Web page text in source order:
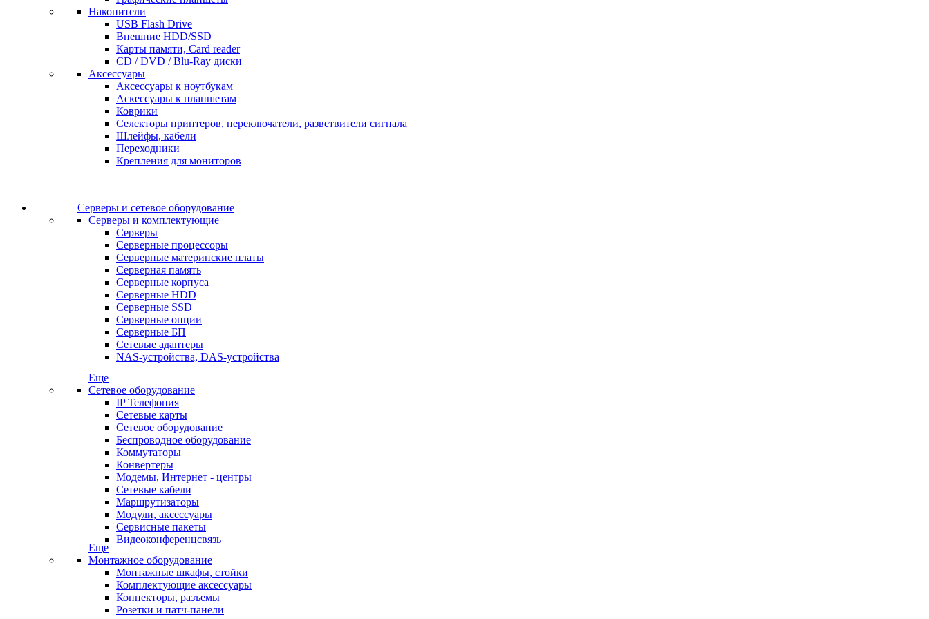
Накопители
USB Flash Drive
Внешние HDD/SSD
Карты памяти, Card reader
CD / DVD / Blu-Ray диски
Аксессуары
Аксессуары к ноутбукам
Аскессуары к планшетам
Коврики
Селекторы принтеров, переключатели, разветвители сигнала
Шлейфы, кабели
Переходники
Крепления для мониторов
Серверы и сетевое оборудование
Серверы и комплектующие
Серверы
Серверные процессоры
Серверные материнские платы
Серверная память
Серверные корпуса
Серверные HDD
Серверные SSD
Серверные опции
Серверные БП
Сетевые адаптеры
NAS-устройства, DAS-устройства
Еще
Сетевое оборудование
IP Телефония
Сетевые карты
Сетевое оборудование
Беспроводное оборудование
Коммутаторы
Конвертеры
Модемы, Интернет - центры
Сетевые кабели
Маршрутизаторы
Модули, аксессуары
Сервисные пакеты
Видеоконференцсвязь
Еще
Монтажное оборудование
Монтажные шкафы, стойки
Комплектующие аксессуары
Коннекторы, разъемы
Розетки и патч-панели